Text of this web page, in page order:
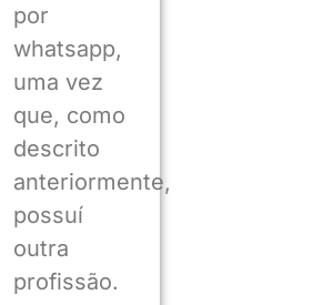
por
whatsapp,
uma vez
que, como
descrito
anteriormente,
possuí
outra
profissão.